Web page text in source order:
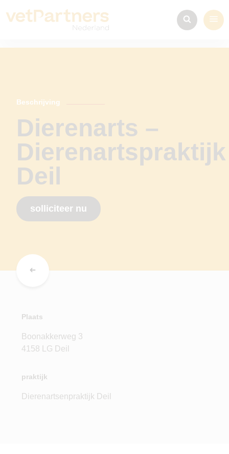
Beschrijving
Dierenarts –
Dierenartspraktijk
Deil
solliciteer nu
Plaats
Boonakkerweg 3
4158 LG Deil
praktijk
Dierenartsenpraktijk Deil